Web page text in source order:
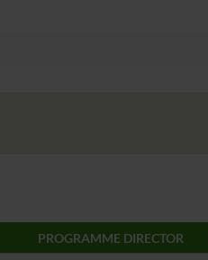
PROGRAMME DIRECTOR